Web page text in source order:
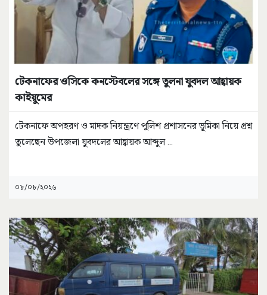
টেকনাফের ওসিকে কনস্টেবলের সঙ্গে তুলনা যুবদল আহ্বায়ক
কাইয়ুমের
টেকনাফে অপহরণ ও মাদক নিয়ন্ত্রণে পুলিশ প্রশাসনের ভূমিকা নিয়ে প্রশ্ন
তুলেছেন উপজেলা যুবদলের আহ্বায়ক আব্দুল ...
০৮/০৮/২০২৬